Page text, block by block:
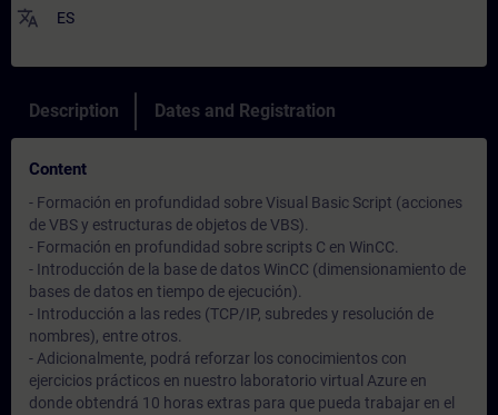
translate ES
Description Dates and Registration
Content
- Formación en profundidad sobre Visual Basic Script (acciones
de VBS y estructuras de objetos de VBS).
- Formación en profundidad sobre scripts C en WinCC.
- Introducción de la base de datos WinCC (dimensionamiento de
bases de datos en tiempo de ejecución).
- Introducción a las redes (TCP/IP, subredes y resolución de
nombres), entre otros.
- Adicionalmente, podrá reforzar los conocimientos con
ejercicios prácticos en nuestro laboratorio virtual Azure en
donde obtendrá 10 horas extras para que pueda trabajar en el